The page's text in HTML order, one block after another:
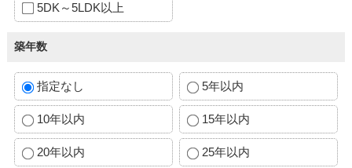
5DK～5LDK以上
築年数
指定なし 5年以内
10年以内 15年以内
20年以内 25年以内